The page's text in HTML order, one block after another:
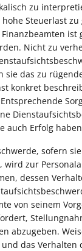
zu
Steuerlast zu
ist
Nicht zu
sie das zu
konkret
auch Erfolg
sofern
zur
dessen
von seinem
abzugeben.
das Verhalten